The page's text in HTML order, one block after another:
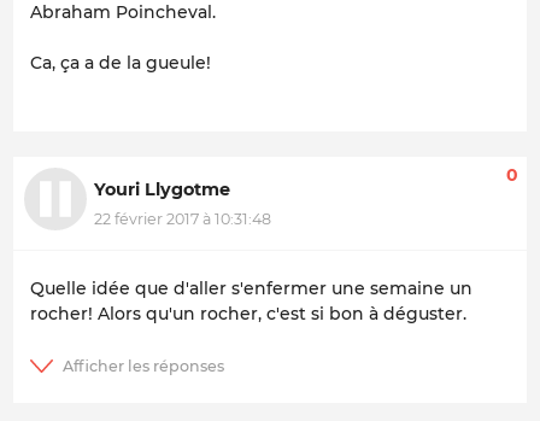
Abraham Poincheval.
Ca, ça a de la gueule!
Youri Llygotme
22 février 2017 à 10:31:48
0
Quelle idée que d'aller s'enfermer une semaine un
rocher! Alors qu'un rocher, c'est si bon à déguster.